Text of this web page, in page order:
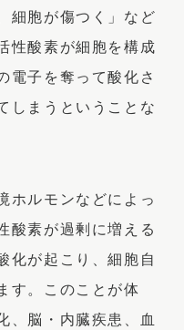
細胞が傷つく」など
性酸素が細胞を構成
電子を奪って酸化さ
しまうということな
ホルモンなどによっ
酸素が過剰に増える
化が起こり、細胞自
す。このことが体
、脳・内臓疾患、血